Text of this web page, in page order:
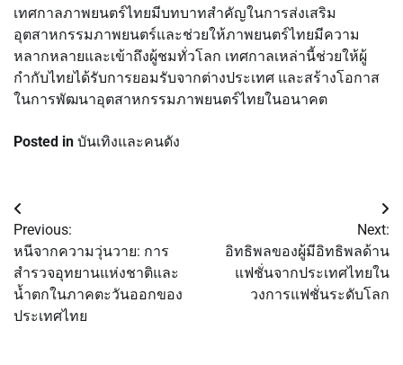
เทศกาลภาพยนตร์ไทยมีบทบาทสำคัญในการส่งเสริม
อุตสาหกรรมภาพยนตร์และช่วยให้ภาพยนตร์ไทยมีความ
หลากหลายและเข้าถึงผู้ชมทั่วโลก เทศกาลเหล่านี้ช่วยให้ผู้
กำกับไทยได้รับการยอมรับจากต่างประเทศ และสร้างโอกาส
ในการพัฒนาอุตสาหกรรมภาพยนตร์ไทยในอนาคต
Posted in บันเทิงและคนดัง
Post
navigation
Previous:
หนีจากความวุ่นวาย: การ
สำรวจอุทยานแห่งชาติและ
น้ำตกในภาคตะวันออกของ
ประเทศไทย
Next:
อิทธิพลของผู้มีอิทธิพลด้าน
แฟชั่นจากประเทศไทยใน
วงการแฟชั่นระดับโลก